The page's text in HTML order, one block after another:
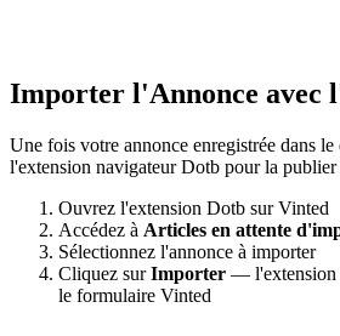
Importer l'Annonce avec
Une fois votre annonce enregistrée dans
l'extension navigateur Dotb pour la
Ouvrez l'extension Dotb sur Vinted
Accédez à Articles en attente
Sélectionnez l'annonce à importer
Cliquez surImporter — l'extension
le formulaire Vinted